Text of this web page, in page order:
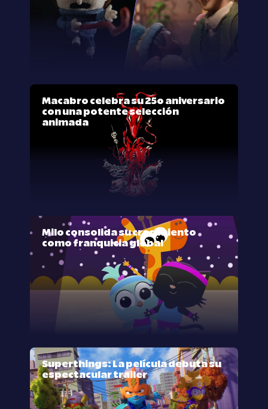
Macabro celebra su 25º aniversario
con una potente selección
animada
Milo consolida su crecimiento
como franquicia global
Superthings: La película debuta su
espectacular trailer